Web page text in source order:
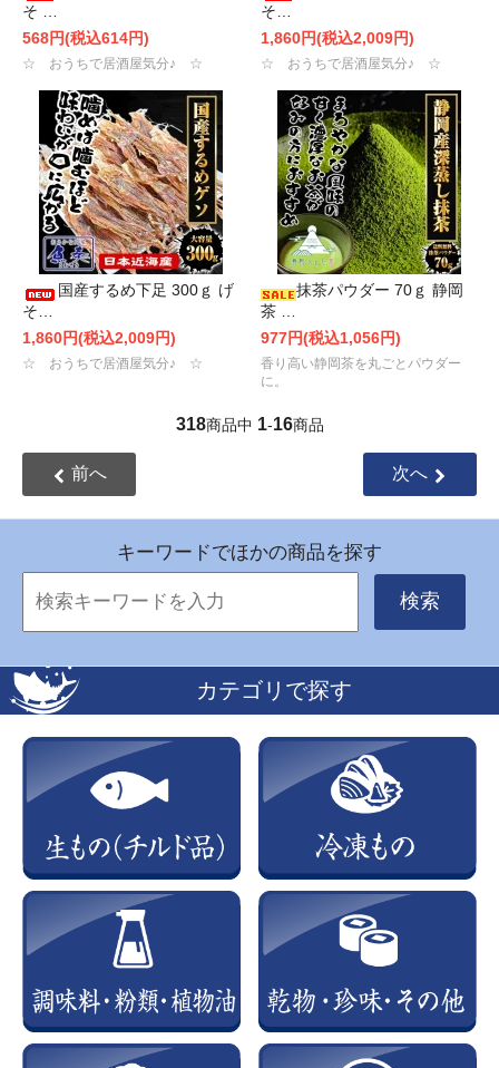
そ …
568円(税込614円)
☆ おうちで居酒屋気分♪ ☆
そ…
1,860円(税込2,009円)
☆ おうちで居酒屋気分♪ ☆
国産するめ下足 300ｇ げ
そ…
1,860円(税込2,009円)
☆ おうちで居酒屋気分♪ ☆
抹茶パウダー 70ｇ 静岡
茶 …
977円(税込1,056円)
香り高い静岡茶を丸ごとパウダー
に。
318商品中 1-16商品
前へ 次へ
キーワードでほかの商品を探す
検索
カテゴリで探す